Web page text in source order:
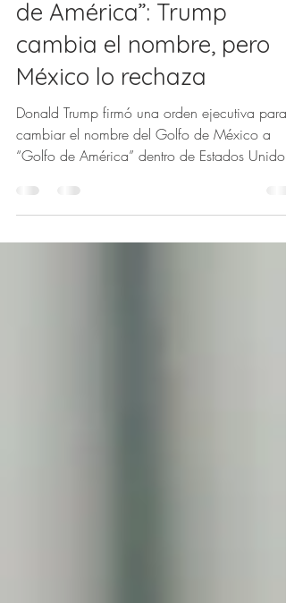
La polémica por el “Golfo
de América”: Trump
cambia el nombre, pero
México lo rechaza
Donald Trump firmó una orden ejecutiva para
cambiar el nombre del Golfo de México a